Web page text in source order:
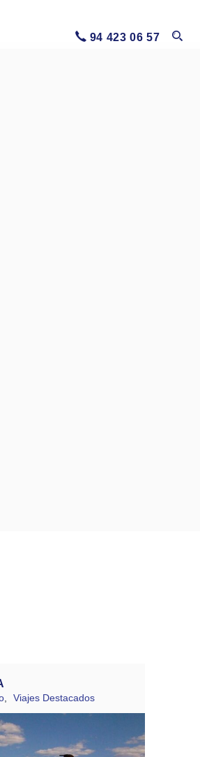
94 423 06 57
, Viajes Destacados